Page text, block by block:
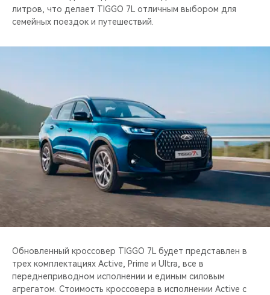
литров, что делает TIGGO 7L отличным выбором для
семейных поездок и путешествий.
Обновленный кроссовер TIGGO 7L будет представлен в
трех комплектациях Active, Prime и Ultra, все в
переднеприводном исполнении и единым силовым
агрегатом. Стоимость кроссовера в исполнении Active с